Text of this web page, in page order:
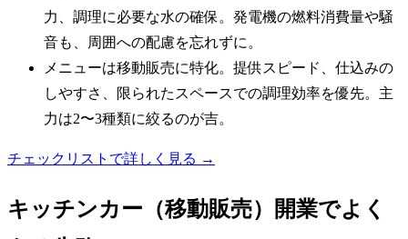
力、調理に必要な水の確保。発電機の燃料消費量や騒
音も、周囲への配慮を忘れずに。
メニューは移動販売に特化。提供スピード、仕込みの
しやすさ、限られたスペースでの調理効率を優先。主
力は2〜3種類に絞るのが吉。
チェックリストで詳しく見る →
キッチンカー（移動販売）
開業でよく